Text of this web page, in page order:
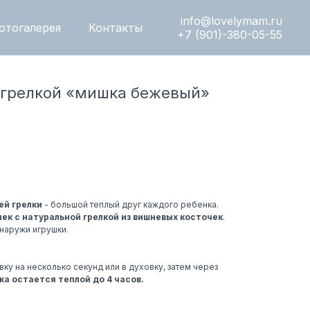
Контакты
info@lovelymam.ru
+7 (901)-380-05-55
«мишка бежевый»
грелки - большой теплый друг каждого ребенка.
с натуральной грелкой из вишневых косточек.
игрушки.
на несколько секунд или в духовку, затем через
остается теплой до 4 часов.